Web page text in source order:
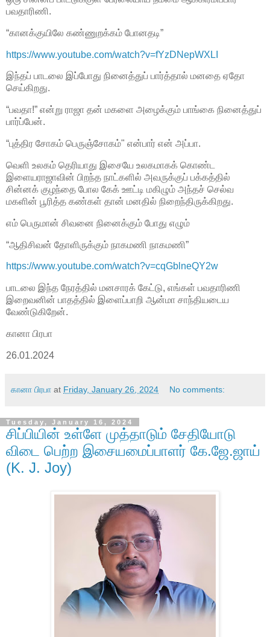
பவதாரிணி.
“கானக்குயிலே கண்ணுறக்கம் போனதடி”
https://www.youtube.com/watch?v=fYzDNepWXLI
இந்தப் பாடலை இப்போது நினைத்துப் பார்த்தால் மனதை ஏதோ
செய்கிறது.
“பவதா!” என்று ராஜா தன் மகளை அழைக்கும் பாங்கை நினைத்துப்
பார்ப்பேன்.
“புத்திர சோகம் பெருஞ்சோகம்" என்பார் என் அப்பா.
வெளி உலகம் தெரியாது இசையே உலகமாகக் கொண்ட
இளையராஜாவின் பிறந்த நாட்களில் அவருக்குப் பக்கத்தில்
சின்னக் குழந்தை போல கேக் ஊட்டி மகிழும் அந்தச் செல்வ
மகளின் பூரித்த கண்கள் தான் மனதில் நிறைந்திருக்கிறது.
எம் பெருமான் சிவனை நினைக்கும் போது எழும்
“ஆதிசிவன் தோளிருக்கும் நாகமணி நாகமணி”
https://www.youtube.com/watch?v=cqGblneQY2w
பாடலை இந்த நேரத்தில் மனசாரக் கேட்டு, எங்கள் பவதாரிணி
இறைவனின் பாதத்தில் இளைப்பாறி ஆன்மா சாந்தியடைய
வேண்டுகிறேன்.
கானா பிரபா
26.01.2024
கானா பிரபா at Friday, January 26, 2024 No comments:
Tuesday, January 16, 2024
சிப்பியின் உள்ளே முத்தாடும் சேதியோடு
விடை பெற்ற இசையமைப்பாளர் கே.ஜே.ஜாய்
(K. J. Joy)